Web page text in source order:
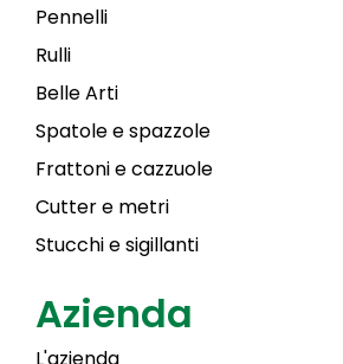
Pennelli
Rulli
Belle Arti
Spatole e spazzole
Frattoni e cazzuole
Cutter e metri
Stucchi e sigillanti
Azienda
L'azienda